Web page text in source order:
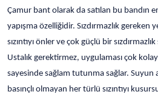
Çamur bant olarak da satılan bu bandın
yapışma özelliğidir. Sızdırmazlık gereken
sızıntıyı önler ve çok güçlü bir
Ustalık gerektirmez, uygulaması çok
sayesinde sağlam tutunma sağlar. Suyun
basınçlı olmayan her türlü sızıntıyı